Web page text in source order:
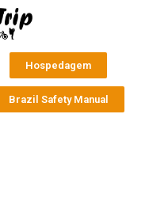
Hospedagem
Brazil Safety Manual